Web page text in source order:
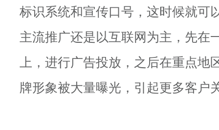
标识系统和宣传口号，这时候就可
主流推广还是以互联网为主，先在
上，进行广告投放，之后在重点地
牌形象被大量曝光，引起更多客户